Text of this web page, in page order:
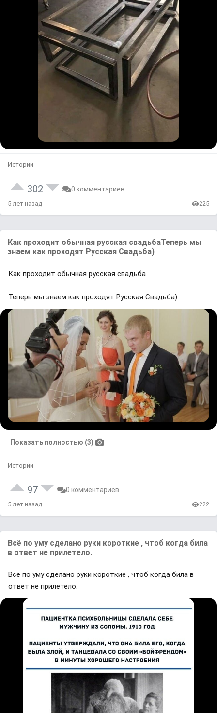
Истории
302 0 комментариев
5 лет назад 225
Как проходит обычная русская свадьбаТеперь мы
знаем как проходят Русская Свадьба)
Как проходит обычная русская свадьба
Теперь мы знаем как проходят Русская Свадьба)
Показать полностью (3)
Истории
97 0 комментариев
5 лет назад 222
Всё по уму сделано руки короткие , чтоб когда била
в ответ не прилетело.
Всё по уму сделано руки короткие , чтоб когда била в
ответ не прилетело.